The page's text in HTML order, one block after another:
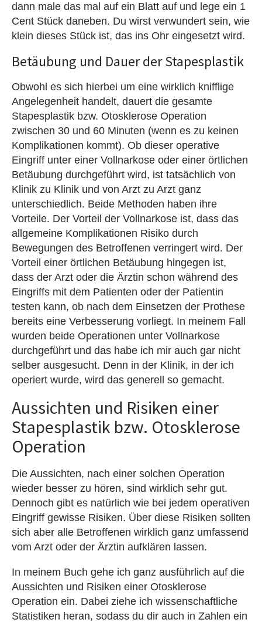
dann male das mal auf ein Blatt auf und lege ein 1
Cent Stück daneben. Du wirst verwundert sein, wie
klein dieses Stück ist, das ins Ohr eingesetzt wird.
Betäubung und Dauer der Stapesplastik
Obwohl es sich hierbei um eine wirklich knifflige
Angelegenheit handelt, dauert die gesamte
Stapesplastik bzw. Otosklerose Operation
zwischen 30 und 60 Minuten (wenn es zu keinen
Komplikationen kommt). Ob dieser operative
Eingriff unter einer Vollnarkose oder einer örtlichen
Betäubung durchgeführt wird, ist tatsächlich von
Klinik zu Klinik und von Arzt zu Arzt ganz
unterschiedlich. Beide Methoden haben ihre
Vorteile. Der Vorteil der Vollnarkose ist, dass das
allgemeine Komplikationen Risiko durch
Bewegungen des Betroffenen verringert wird. Der
Vorteil einer örtlichen Betäubung hingegen ist,
dass der Arzt oder die Ärztin schon während des
Eingriffs mit dem Patienten oder der Patientin
testen kann, ob nach dem Einsetzen der Prothese
bereits eine Verbesserung vorliegt. In meinem Fall
wurden beide Operationen unter Vollnarkose
durchgeführt und das habe ich mir auch gar nicht
selber ausgesucht. Denn in der Klinik, in der ich
operiert wurde, wird das generell so gemacht.
Aussichten und Risiken einer
Stapesplastik bzw. Otosklerose
Operation
Die Aussichten, nach einer solchen Operation
wieder besser zu hören, sind wirklich sehr gut.
Dennoch gibt es natürlich wie bei jedem operativen
Eingriff gewisse Risiken. Über diese Risiken sollten
sich aber alle Betroffenen wirklich ganz umfassend
vom Arzt oder der Ärztin aufklären lassen.
In meinem Buch gehe ich ganz ausführlich auf die
Aussichten und Risiken einer Otosklerose
Operation ein. Dabei ziehe ich wissenschaftliche
Statistiken heran, sodass du dir auch in Zahlen ein